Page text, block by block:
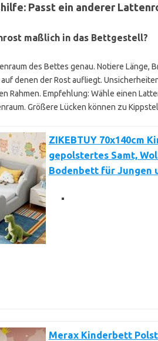
Passt ein anderer
maßlich in das Bettgestell?
des Bettes genau. Notiere Länge,
denen der Rost aufliegt.
Rahmen. Empfehlung: Wähle einen
Größere Lücken können zu
ZIKEBTUY 70x140cm
gepolstertes Samt,
Bodenbett für Jungen
Merax Kinderbett